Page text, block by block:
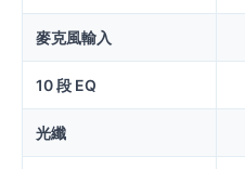
麥克風輸入
10 段 EQ
光纖